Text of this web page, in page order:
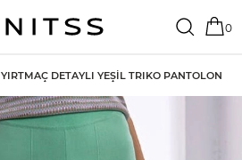
0
YIRTMAÇ DETAYLI YEŞIL TRIKO PANTOLON